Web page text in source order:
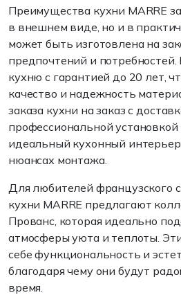
Преимущества кухни MARRE
в внешнем виде, но и в
может быть изготовлена на
предпочтений и
кухню с гарантией до 20 лет,
качество и надежность
заказа кухни на заказ с
профессиональной установкой
идеальный кухонный
нюансах монтажа.
Для любителей французского
кухни MARRE предлагают
Прованс, которая идеально
атмосферы уюта и теплоты.
себе функциональность и
благодаря чему они будут
время.